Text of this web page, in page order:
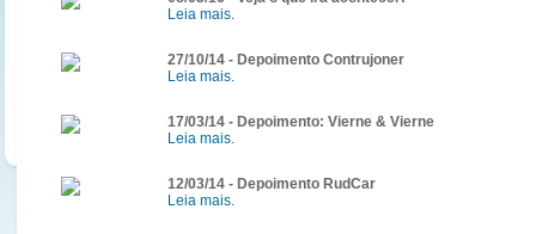
Leia mais.
27/10/14 - Depoimento Contrujoner
Leia mais.
17/03/14 - Depoimento: Vierne & Vierne
Leia mais.
12/03/14 - Depoimento RudCar
Leia mais.